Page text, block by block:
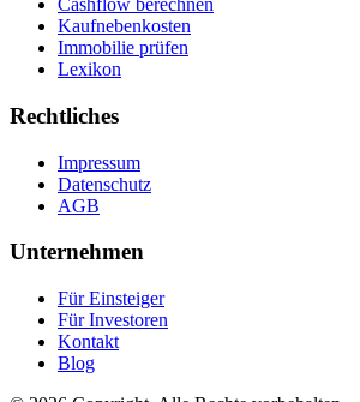
Cashflow berechnen
Kaufnebenkosten
Immobilie prüfen
Lexikon
Rechtliches
Impressum
Datenschutz
AGB
Unternehmen
Für Einsteiger
Für Investoren
Kontakt
Blog